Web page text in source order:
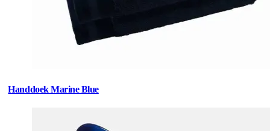
Handdoek Marine Blue